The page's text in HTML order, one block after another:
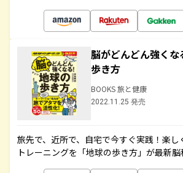
脳がどんどん強く
歩き方
BOOKS 旅と健康
2022.11.25 発売
旅先で、近所で、自宅で今すぐ実践！楽
トレーニングを「地球の歩き方」が最新